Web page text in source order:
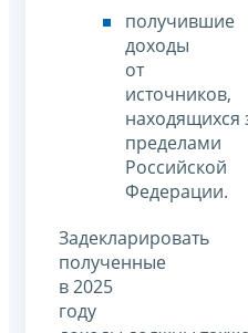
получившие
доходы
от
источников,
находящихся
пределами
Российской
Федерации.
Задекларировать
полученные
в 2025
году